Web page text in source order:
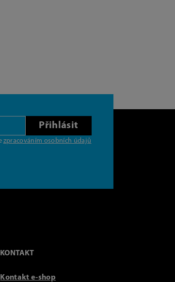
Přihlásit
zpracováním osobních údajů
KONTAKT
Kontakt e-shop